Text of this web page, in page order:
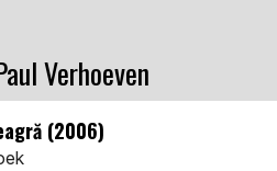
Verhoeven
(2006)